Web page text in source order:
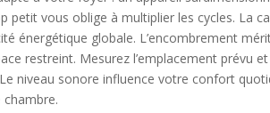
petit vous oblige à multiplier les cycles. La
énergétique globale. L’encombrement
restreint. Mesurez l’emplacement prévu
niveau sonore influence votre confort
chambre.